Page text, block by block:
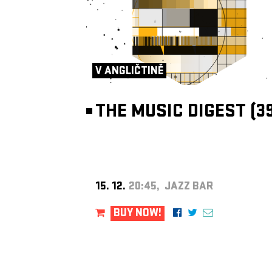
V ANGLIČTINĚ
THE MUSIC DIGEST
15. 12. 20:45, JAZZ BAR
BUY NOW!